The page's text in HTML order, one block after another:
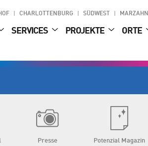
CHARLOTTENBURG SÜDWEST MARZAHN
SERVICES PROJEKTE ORTE
Presse Potenzial Magazin